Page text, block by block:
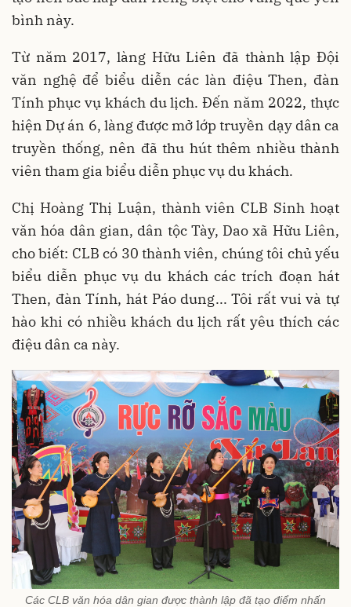
bình này.
Từ năm 2017, làng Hữu Liên đã thành lập Đội
văn nghệ để biểu diễn các làn điệu Then, đàn
Tính phục vụ khách du lịch. Đến năm 2022, thực
hiện Dự án 6, làng được mở lớp truyền dạy dân ca
truyền thống, nên đã thu hút thêm nhiều thành
viên tham gia biểu diễn phục vụ du khách.
Chị Hoàng Thị Luận, thành viên CLB Sinh hoạt
văn hóa dân gian, dân tộc Tày, Dao xã Hữu Liên,
cho biết: CLB có 30 thành viên, chúng tôi chủ yếu
biểu diễn phục vụ du khách các trích đoạn hát
Then, đàn Tính, hát Páo dung... Tôi rất vui và tự
hào khi có nhiều khách du lịch rất yêu thích các
điệu dân ca này.
Các CLB văn hóa dân gian được thành lập đã tạo điểm nhấn